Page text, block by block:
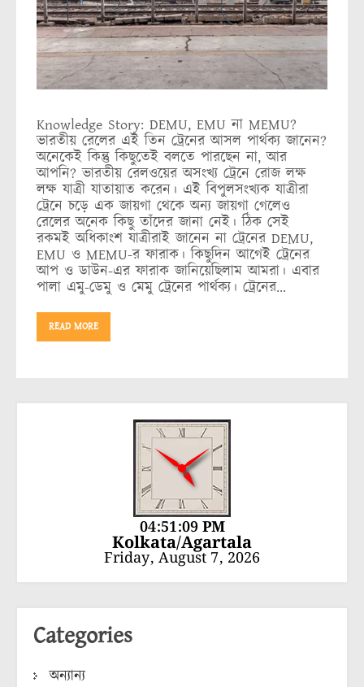
Knowledge Story: DEMU, EMU না MEMU?
ভারতীয় রেলের এই তিন ট্রেনের আসল পার্থক্য জানেন?
অনেকেই কিন্তু কিছুতেই বলতে পারছেন না, আর
আপনি? ভারতীয় রেলওয়ের অসংখ্য ট্রেনে রোজ লক্ষ
লক্ষ যাত্রী যাতায়াত করেন। এই বিপুলসংখ্যক যাত্রীরা
ট্রেনে চড়ে এক জায়গা থেকে অন্য জায়গা গেলেও
রেলের অনেক কিছু তাঁদের জানা নেই। ঠিক সেই
রকমই অধিকাংশ যাত্রীরাই জানেন না ট্রেনের DEMU,
EMU ও MEMU-র ফারাক। কিছুদিন আগেই ট্রেনের
আপ ও ডাউন-এর ফারাক জানিয়েছিলাম আমরা। এবার
পালা এমু-ডেমু ও মেমু ট্রেনের পার্থক্য। ট্রেনের…
READ MORE
04:51:09 PM
Kolkata/Agartala
Friday, August 7, 2026
Categories
অন্যান্য